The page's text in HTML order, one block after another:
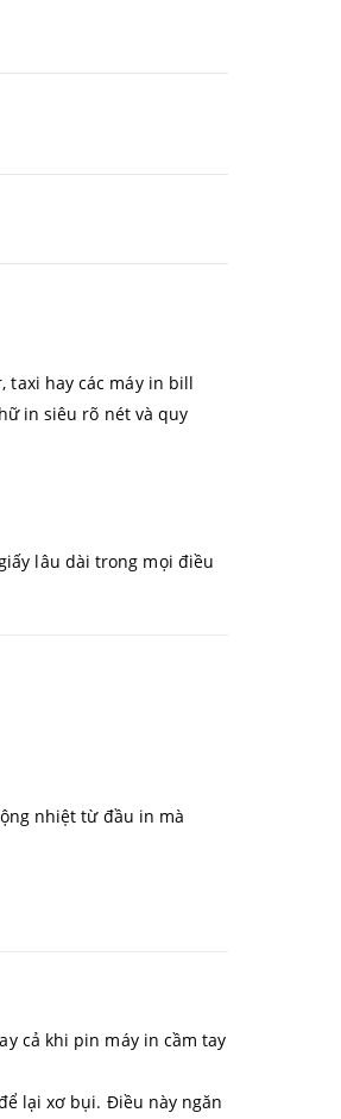
taxi hay các máy in bill
in siêu rõ nét và quy
lâu dài trong mọi điều
nhiệt từ đầu in mà
cả khi pin máy in cầm tay
lại xơ bụi. Điều này ngăn